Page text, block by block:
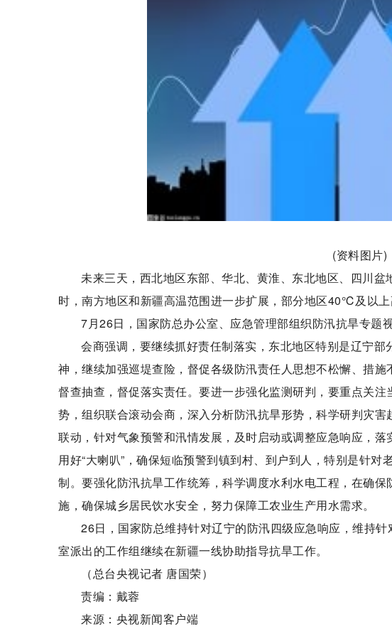
(资料图片)
未来三天，西北地区东部、华北、黄淮、东北地区、四川
时，南方地区和新疆高温范围进一步扩展，部分地区40℃及以上
7月26日，国家防总办公室、应急管理部组织防汛抗旱专题视
会商强调，要继续抓好责任制落实，东北地区特别是辽宁
神，继续加强巡堤查险，督促各级防汛责任人思想不松懈、措
督查抽查，督促落实责任。要进一步强化监测研判，要重点关
势，组织联合滚动会商，深入分析防汛抗旱形势，科学研判灾
联动，针对气象预警和汛情发展，及时启动或调整应急响应，落
用好“大喇叭”，确保短临预警到镇到村、到户到人，特别是针对
制。要强化防汛抗旱工作统筹，科学调度水利水电工程，在确
施，确保城乡居民饮水安全，努力保障工农业生产用水需求。
26日，国家防总维持针对辽宁的防汛四级应急响应，维持
室派出的工作组继续在新疆一线协助指导抗旱工作。
（总台央视记者 唐国荣）
责编：戴蓉
来源：央视新闻客户端